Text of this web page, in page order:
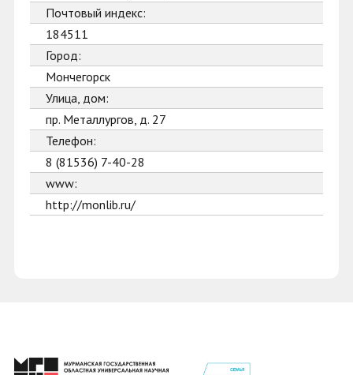
Почтовый индекс:
184511
Город:
Мончегорск
Улица, дом:
пр. Металлургов, д. 27
Телефон:
8 (81536) 7-40-28
www:
http://monlib.ru/